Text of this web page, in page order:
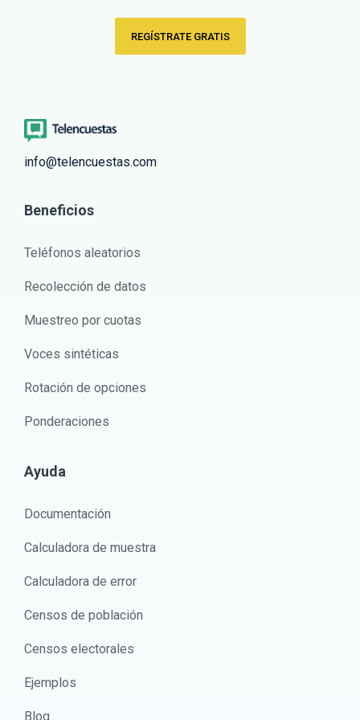
REGÍSTRATE GRATIS
info@telencuestas.com
Beneficios
Teléfonos aleatorios
Recolección de datos
Muestreo por cuotas
Voces sintéticas
Rotación de opciones
Ponderaciones
Ayuda
Documentación
Calculadora de muestra
Calculadora de error
Censos de población
Censos electorales
Ejemplos
Blog